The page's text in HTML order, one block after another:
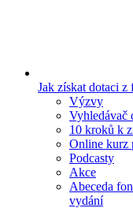
Jak získat dotaci z
Výzvy
Vyhledávač
10 kroků k
Online kurz
Podcasty
Akce
Abeceda
vydání